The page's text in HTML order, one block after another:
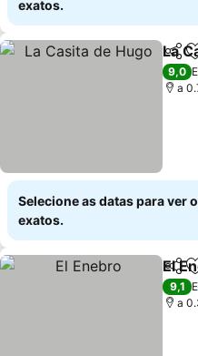
exatos.
La
9,0
a
Selecione as datas para ver
exatos.
El
9,1
a